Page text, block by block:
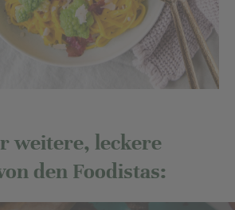
weitere, leckere
den Foodistas: